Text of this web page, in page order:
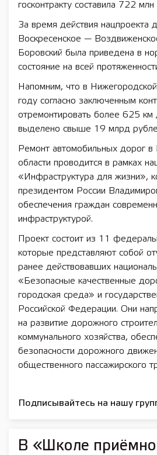
госконтракту составила 722 млн
За время действия нацпроекта
Воскресенское —
Боровский была приведена в
состояние на всей
Напомним, что в
году согласно заключенным
отремонтировать более 625 км
выделено свыше 19 млрд
Ремонт автомобильных дорог в
области проводится в рамках
«Инфраструктура для жизни»,
президентом России
обеспечения граждан
инфраструктурой.
Проект состоит из 11
которые представляют собой
ранее действовавших
«Безопасные качественные
городская среда» и
Российской Федерации. Они
на развитие дорожного
коммунального хозяйства,
безопасности дорожного
общественного пассажирского
Подписывайтесь на нашу
В «Школе